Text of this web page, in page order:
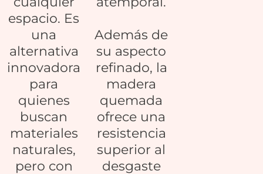
espacio. Es
una
alternativa
innovadora
para
quienes
buscan
materiales
naturales,
pero con
Además de
su aspecto
refinado, la
madera
quemada
ofrece una
resistencia
superior al
desgaste